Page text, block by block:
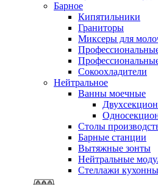
Барное
Кипятильники
Граниторы
Миксеры для
Сокоохладители
Нейтральное
Ванны моечные
Столы
Барные станции
Вытяжные зонты
Нейтральные
Стеллажи